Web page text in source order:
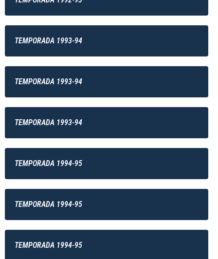
TEMPORADA 1993-94
TEMPORADA 1993-94
TEMPORADA 1993-94
TEMPORADA 1994-95
TEMPORADA 1994-95
TEMPORADA 1994-95